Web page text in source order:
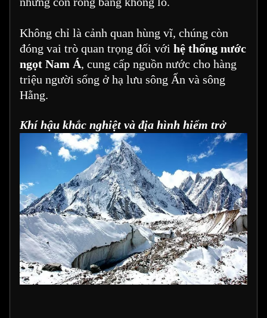
Không chỉ là cảnh quan hùng vĩ, chúng còn
đóng vai trò quan trọng đối với hệ thống nước
ngọt Nam Á, cung cấp nguồn nước cho hàng
triệu người sống ở hạ lưu sông Ấn và sông
Hằng.
Khí hậu khắc nghiệt và địa hình hiểm trở